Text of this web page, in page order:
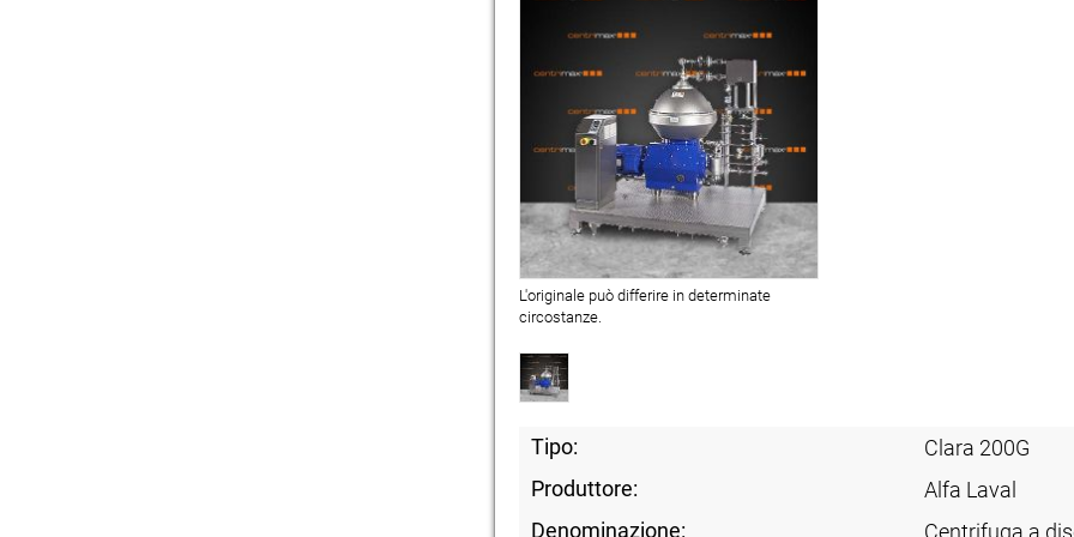
L'originale può differire in determinate
circostanze.
Tipo:
Clara 200G
Produttore:
Alfa Laval
Denominazione:
Centrifuga a